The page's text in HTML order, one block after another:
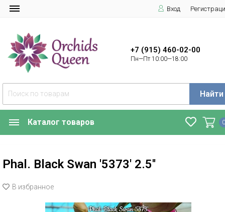
Вход
+7 (915) 460-02-00
Пн—Пт 10:00—18:00
Найти
Каталог товаров
Phal. Black Swan '5373' 2.5''
В избранное